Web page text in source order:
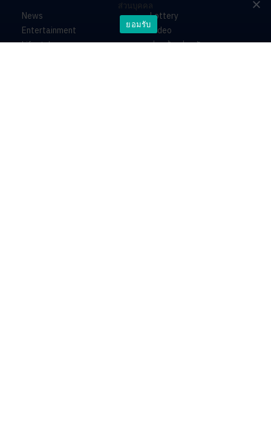
News
Entertainment
Lifestyle
Lottery
Video
ร่วมด้วยช่วยกัน
ส่วนบุคคล
ยอมรับ